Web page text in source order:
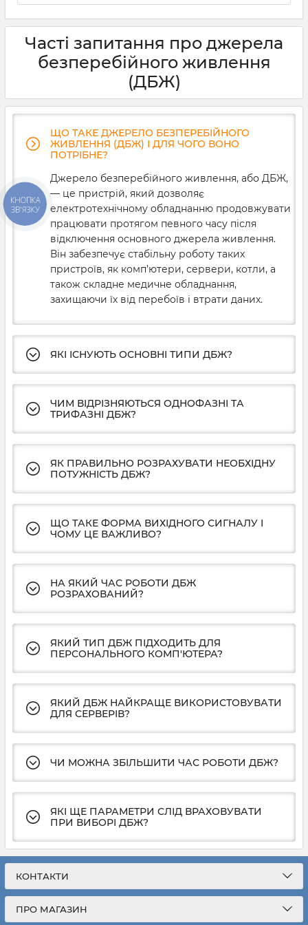
Медичне обладнання потребує подачі рівної напруги
без перебоїв. Від цього буде залежати довговічність
медичного обладнання вибирається ретельно та
згідно певних параметрів. На що варто звернути
першочерг
Часті запитання про джерела
безперебійного живлення
(ДБЖ)
ЩО ТАКЕ ДЖЕРЕЛО БЕЗПЕРЕБІЙНОГО
ЖИВЛЕННЯ (ДБЖ) І ДЛЯ ЧОГО ВОНО
ПОТРІБНЕ?
Джерело безперебійного живлення, або ДБЖ,
— це пристрій, який дозволяє
електротехнічному обладнанню продовжувати
працювати протягом певного часу після
відключення основного джерела живлення.
Він забезпечує стабільну роботу таких
пристроїв, як комп’ютери, сервери, котли, а
також складне медичне обладнання,
захищаючи їх від перебоїв і втрати даних.
ЯКІ ІСНУЮТЬ ОСНОВНІ ТИПИ ДБЖ?
ЧИМ ВІДРІЗНЯЮТЬСЯ ОДНОФАЗНІ ТА
ТРИФАЗНІ ДБЖ?
ЯК ПРАВИЛЬНО РОЗРАХУВАТИ НЕОБХІДНУ
ПОТУЖНІСТЬ ДБЖ?
ЩО ТАКЕ ФОРМА ВИХІДНОГО СИГНАЛУ І
ЧОМУ ЦЕ ВАЖЛИВО?
НА ЯКИЙ ЧАС РОБОТИ ДБЖ
РОЗРАХОВАНИЙ?
ЯКИЙ ТИП ДБЖ ПІДХОДИТЬ ДЛЯ
ПЕРСОНАЛЬНОГО КОМП'ЮТЕРА?
ЯКИЙ ДБЖ НАЙКРАЩЕ ВИКОРИСТОВУВАТИ
ДЛЯ СЕРВЕРІВ?
ЧИ МОЖНА ЗБІЛЬШИТИ ЧАС РОБОТИ ДБЖ?
ЯКІ ЩЕ ПАРАМЕТРИ СЛІД ВРАХОВУВАТИ
ПРИ ВИБОРІ ДБЖ?
КОНТАКТИ
ПРО МАГАЗИН
КНОПКА
ЗВ'ЯЗКУ